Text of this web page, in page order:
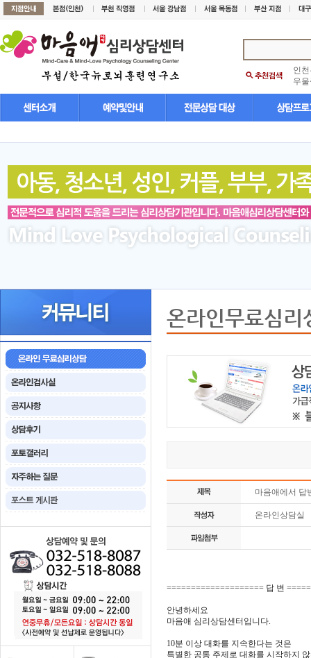
인
우
온라인무료심리
마음애에서 답
온라인상담실
==================== 답 변
안녕하세요
마음애 심리상담센터입니다.
10분 이상 대화를 지속한다는 것은
특별한 공통 주제로 대화를 시작하지